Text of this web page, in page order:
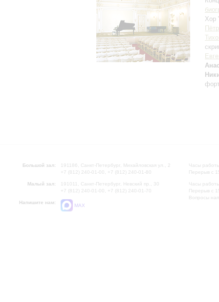
Хор
Большой зал:
191186, Санкт-Петербург, Михайловская ул., 2
+7 (812) 240-01-00, +7 (812) 240-01-80
Малый зал:
191011, Санкт-Петербург, Невский пр., 30
+7 (812) 240-01-00, +7 (812) 240-01-70
Напишите нам:
MAX
Часы
Перерыв с
Часы
Перерыв с
Вопросы